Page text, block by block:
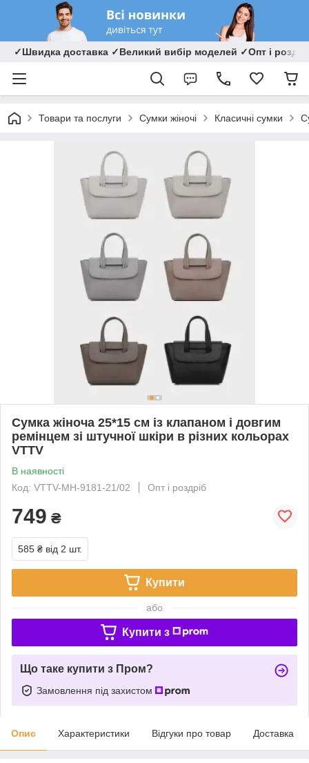
✓Швидка доставка ✓Великий вибір моделей ✓Опт і
Товари та послуги Сумки жіночі Класичні сумки
Сумка жіноча 25*15 см із клапаном і довгим
ремінцем зі штучної шкіри в різних кольорах
VTTV
В наявності
Код: VTTV-MH-9181-21/02
Опт і роздріб
749 ₴
585 ₴ від 2 шт.
Купити
або
Купити з
Що таке купити з Пром?
Замовлення під захистом
Опис Характеристики Відгуки про товар Доставка